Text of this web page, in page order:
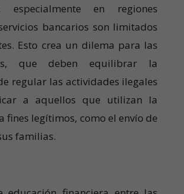
especialmente en regiones
bancarios son limitados
Esto crea un dilema para las
que deben equilibrar la
regular las actividades ilegales
a aquellos que utilizan la
fines legítimos, como el envío de
familias.